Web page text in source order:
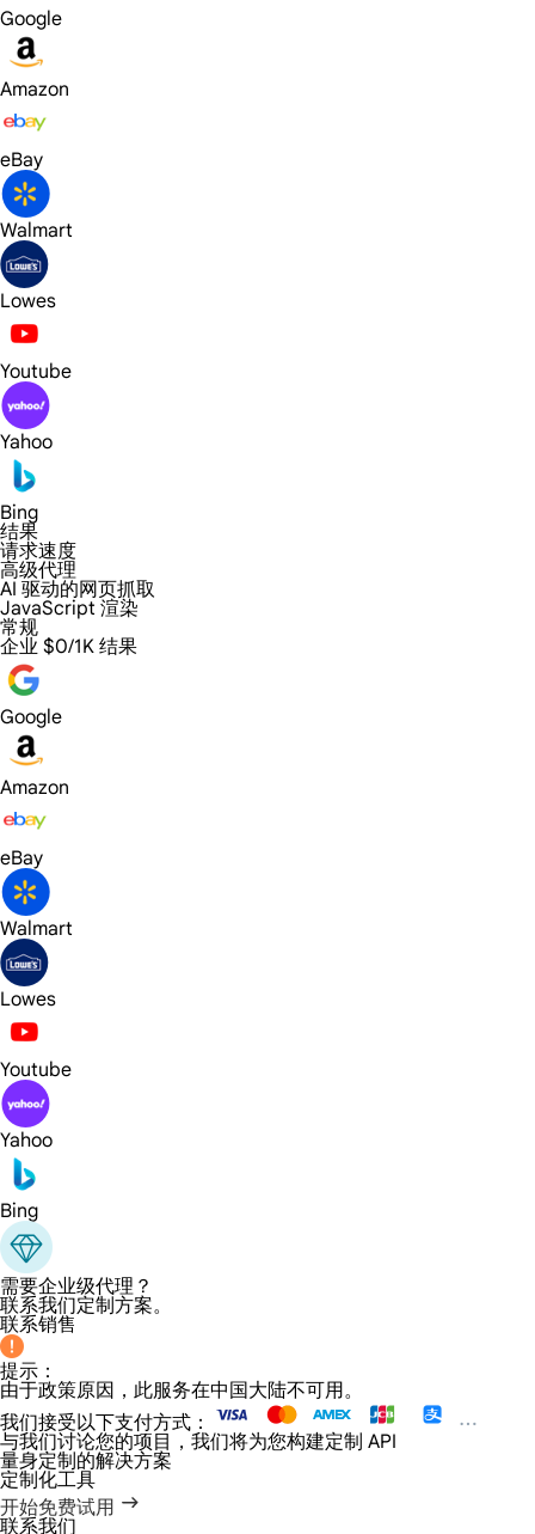
Google
Amazon
eBay
Walmart
Lowes
Youtube
Yahoo
Bing
结果
请求速度
高级代理
AI 驱动的网页抓取
JavaScript 渲染
常规
企业 $0/1K 结果
Google
Amazon
eBay
Walmart
Lowes
Youtube
Yahoo
Bing
需要企业级代理？
联系我们定制方案。
联系销售
提示：
由于政策原因，此服务在中国大陆不可用。
我们接受以下支付方式：
与我们讨论您的项目，我们将为您构建定制 API
量身定制的解决方案
定制化工具
开始免费试用
联系我们